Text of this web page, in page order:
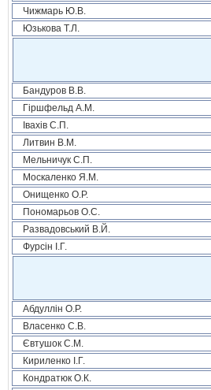
Чижмарь Ю.В.
Юзькова Т.Л.
Бандуров В.В.
Гіршфельд А.М.
Івахів С.П.
Литвин В.М.
Мельничук С.П.
Москаленко Я.М.
Онищенко О.Р.
Пономарьов О.С.
Развадовський В.Й.
Фурсін І.Г.
Абдуллін О.Р.
Власенко С.В.
Євтушок С.М.
Кириленко І.Г.
Кондратюк О.К.